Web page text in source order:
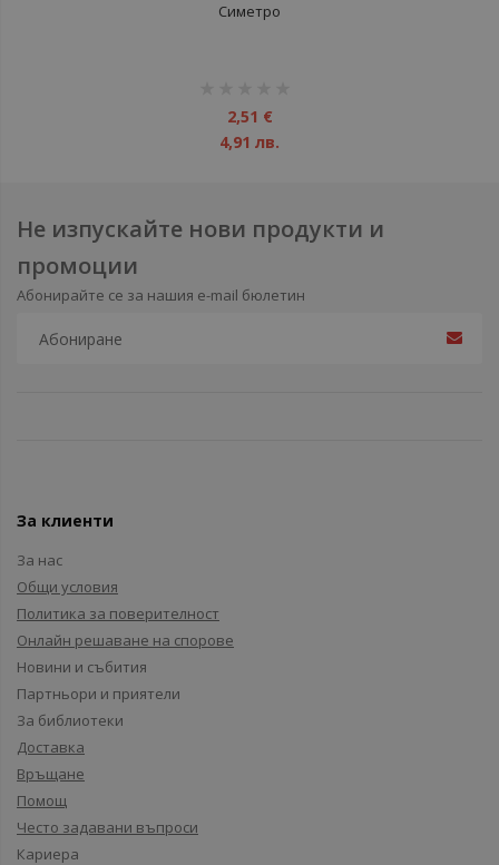
Симетро
2,51 €
4,91 лв.
Не изпускайте нови продукти и
промоции
Абонирайте се за нашия e-mail бюлетин
За клиенти
За нас
Общи условия
Политика за поверителност
Онлайн решаване на спорове
Новини и събития
Партньори и приятели
За библиотеки
Доставка
Връщане
Помощ
Често задавани въпроси
Кариера